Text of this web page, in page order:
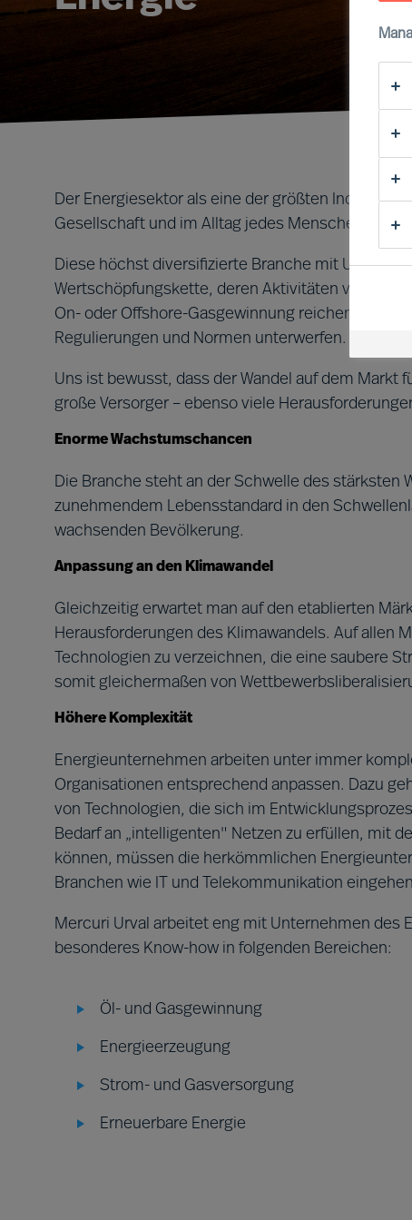
Der Energiesektor als eine der größten
Gesellschaft und im Alltag jedes Menschen.
Diese höchst diversifizierte Branche mit
Wertschöpfungskette, deren Aktivitäten von
On- oder Offshore-Gasgewinnung reichen. Die
Regulierungen und Normen unterwerfen.
Uns ist bewusst, dass der Wandel auf dem Markt
große Versorger – ebenso viele
Enorme Wachstumschancen
Die Branche steht an der Schwelle des
zunehmendem Lebensstandard in den
wachsenden Bevölkerung.
Anpassung an den Klimawandel
Gleichzeitig erwartet man auf den etablierten
Herausforderungen des Klimawandels. Auf allen
Technologien zu verzeichnen, die eine saubere
somit gleichermaßen von
Höhere Komplexität
Energieunternehmen arbeiten unter immer
Organisationen entsprechend anpassen. Dazu
von Technologien, die sich im
Bedarf an „intelligenten" Netzen zu erfüllen, mit
können, müssen die herkömmlichen
Branchen wie IT und Telekommunikation
Mercuri Urval arbeitet eng mit Unternehmen des
besonderes Know-how in folgenden Bereichen:
Öl- und Gasgewinnung
Energieerzeugung
Strom- und Gasversorgung
Erneuerbare Energie